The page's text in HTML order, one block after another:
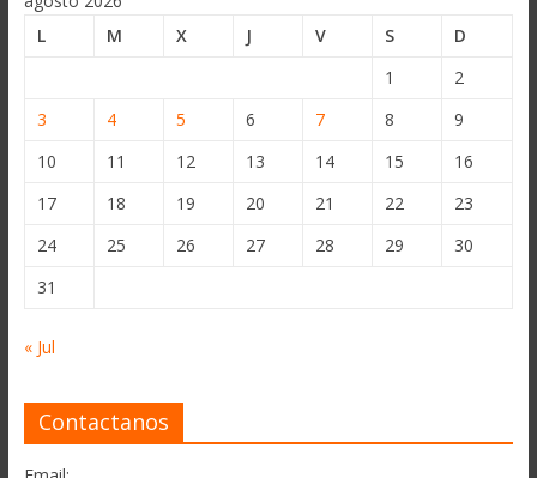
L
M X J V S
D
1
2
3
4 5 6 7 8
9
10
11 12 13 14 15
16
17
18 19 20 21 22
23
24
25 26 27 28 29
30
31
« Jul
Contactanos